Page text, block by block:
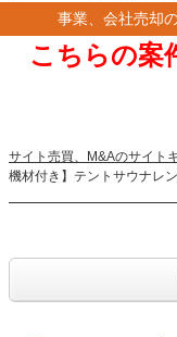
事業、会社売却
こちらの案
サイト売買、M&Aのサイト
機材付き】テントサウナレ